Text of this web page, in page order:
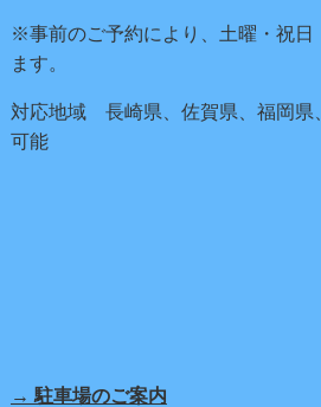
※事前のご予約により、土曜・祝日
ます。
対応地域 長崎県、佐賀県、福岡県
可能
→ 駐車場のご案内